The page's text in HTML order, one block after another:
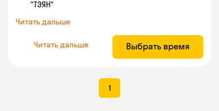
"ТЭЯН"
Читать дальше
Читать дальше Выбрать время
1